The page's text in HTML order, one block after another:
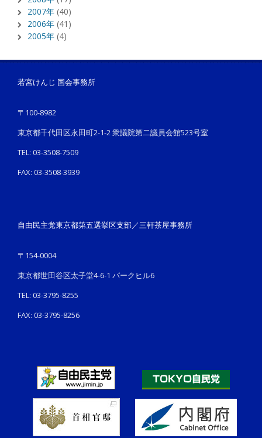
2007年 (40)
2006年 (41)
2005年 (4)
若宮けんじ 国会事務所
〒100-8982
東京都千代田区永田町2-1-2 衆議院第二議員会館523号室
TEL: 03-3508-7509
FAX: 03-3508-3939
自由民主党東京都第五選挙区支部／三軒茶屋事務所
〒154-0004
東京都世田谷区太子堂4-6-1 パークヒル6
TEL: 03-3795-8255
FAX: 03-3795-8256